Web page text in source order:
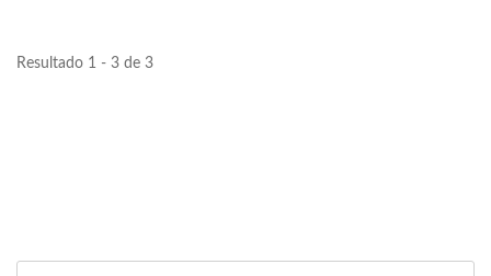
Resultado 1 - 3 de 3